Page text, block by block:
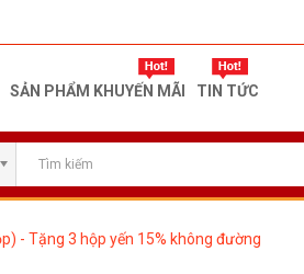
SẢN PHẨM KHUYẾN MÃI TIN TỨC
- Tặng 3 hộp yến 15% không đường